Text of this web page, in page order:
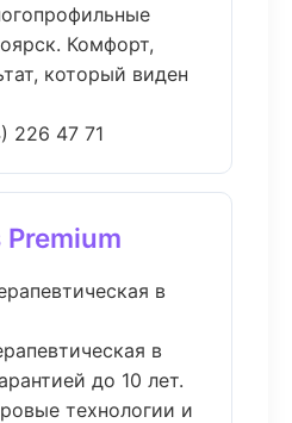
Комфорт,
который виден
226 47 71
в
в
до 10 лет.
технологии и